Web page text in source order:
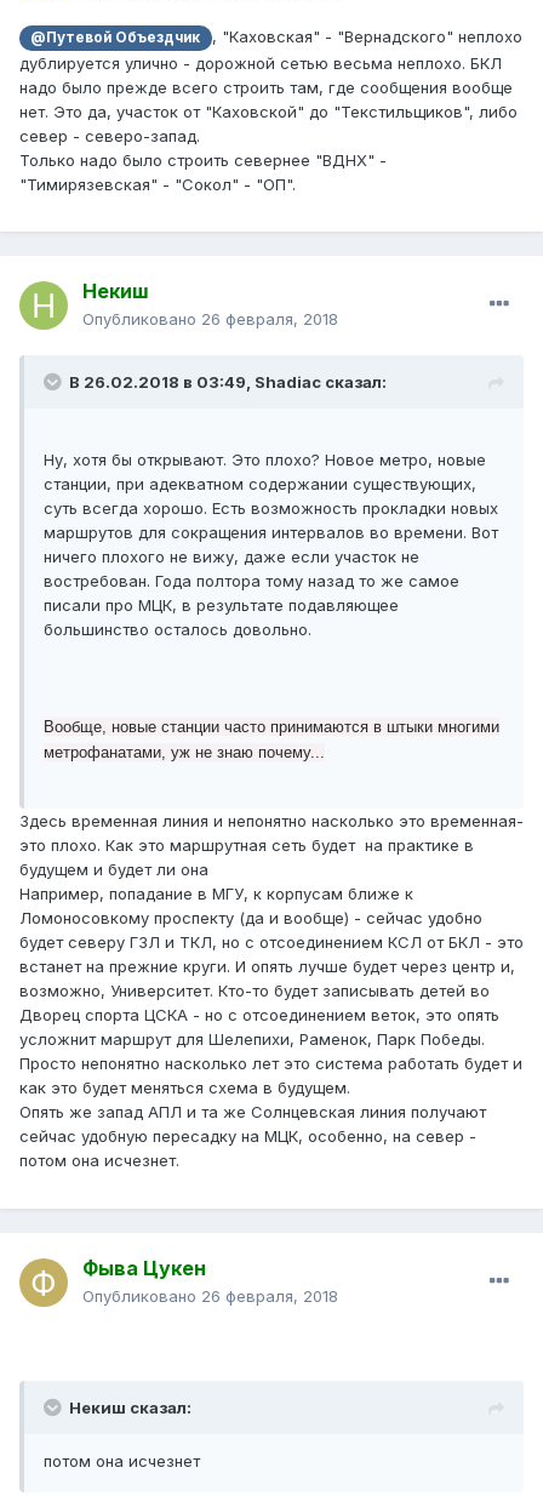
@Путевой Объездчик
, "Каховская" - "Вернадского" неплохо
дублируется улично - дорожной сетью весьма неплохо. БКЛ
надо было прежде всего строить там, где сообщения вообще
нет. Это да, участок от "Каховской" до "Текстильщиков", либо
север - северо-запад.
Только надо было строить севернее "ВДНХ" -
"Тимирязевская" - "Сокол" - "ОП".
Некиш
Опубликовано 26 февраля, 2018
В 26.02.2018 в 03:49, Shadiac сказал:
Ну, хотя бы открывают. Это плохо? Новое метро, новые
станции, при адекватном содержании существующих,
суть всегда хорошо. Есть возможность прокладки новых
маршрутов для сокращения интервалов во времени. Вот
ничего плохого не вижу, даже если участок не
востребован. Года полтора тому назад то же самое
писали про МЦК, в результате подавляющее
большинство осталось довольно.
Вообще, новые станции часто принимаются в штыки многими
метрофанатами, уж не знаю почему...
Здесь временная линия и непонятно насколько это временная-
это плохо. Как это маршрутная сеть будет на практике в
будущем и будет ли она
Например, попадание в МГУ, к корпусам ближе к
Ломоносовкому проспекту (да и вообще) - сейчас удобно
будет северу ГЗЛ и ТКЛ, но с отсоединением КСЛ от БКЛ - это
встанет на прежние круги. И опять лучше будет через центр и,
возможно, Университет. Кто-то будет записывать детей во
Дворец спорта ЦСКА - но с отсоединением веток, это опять
усложнит маршрут для Шелепихи, Раменок, Парк Победы.
Просто непонятно насколько лет это система работать будет и
как это будет меняться схема в будущем.
Опять же запад АПЛ и та же Солнцевская линия получают
сейчас удобную пересадку на МЦК, особенно, на север -
потом она исчезнет.
Фыва Цукен
Опубликовано 26 февраля, 2018
Некиш сказал:
потом она исчезнет